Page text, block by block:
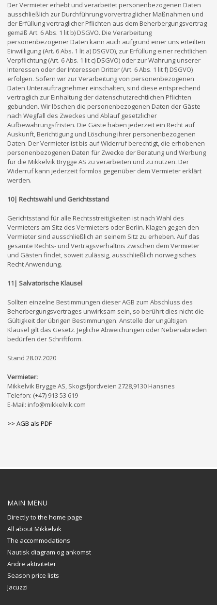
Der Vermieter erhebt und verarbeitet personenbezogenen Daten
ausschließlich zur Durchführung vorvertraglicher Maßnahmen und
der Erfüllung vertraglicher Pflichten aus dem Beherbergungsvertrag
gemäß Art. 6 Abs. 1 lit b) DSGVO. Die Verarbeitung
personenbezogener Daten kann auch aufgrund einer uns erteilten
Einwilligung (Art. 6 Abs. 1 lit a) DSGVO), zur Erfüllung einer rechtlichen
Verpflichtung (Art. 6 Abs. 1 lit c) DSGVO) oder zur Wahrung unserer
Interessen oder der Interessen Dritter (Art. 6 Abs. 1 lit f) DSGVO)
erfolgen. Sofern wir zur Verarbeitung von personenbezogenen
Daten Unterauftragnehmer einschalten, sind diese entsprechend
vertraglich zur Einhaltung der datenschutzrechtlichen Pflichten
gebunden. Wir löschen die personenbezogenen Daten der Gäste
nach Wegfall des Zweckes und Ablauf gesetzlicher
Aufbewahrungsfristen. Die Gäste haben jederzeit ein Recht auf
Auskunft, Berichtigung und Löschung ihrer personenbezogenen
Daten. Der Vermieter ist bis auf Widerruf berechtigt, die erhobenen
personenbezogenen Daten für Zwecke der Beratung und Werbung
für die Mikkelvik Brygge AS zu verarbeiten und zu nutzen. Der
Widerruf kann jederzeit formlos gegenüber dem Vermieter erklärt
werden.
10| Rechtswahl und Gerichtsstand
Gerichtsstand für alle Rechtsstreitigkeiten ist nach Wahl des
Vermieters am Sitz des Vermieters oder Berlin. Klagen gegen den
Vermieter sind ausschließlich an seinem Sitz zu erheben. Auf das
gesamte Rechts- und Vertragsverhältnis zwischen dem Vermieter
und Gästen findet, soweit zulässig, ausschließlich norwegisches
Recht Anwendung.
11| Salvatorische Klausel
Sollten einzelne Bestimmungen dieser AGB zum Abschluss des
Beherbergungsvertrages unwirksam sein, so berührt dies nicht die
Gültigkeit der übrigen Bestimmungen. Anstelle der ungültigen
Klausel gilt das Gesetz. Jegliche Abweichungen oder Nebenabreden
bedürfen der Schriftform.
Stand 28.07.2020
Vermieter:
Mikkelvik Brygge AS, Skogsfjordveien 2728,9130 Hansnes
Telefon: (+47) 913 53 619
E-Mail: info@mikkelvik.com
>> AGB als PDF
MAIN MENU
Directly to the home page
All about Mikkelvik
The accommodations
Nautisk diagram og ankomst
Andre aktiviteter
Season price lists
Jacuzzi